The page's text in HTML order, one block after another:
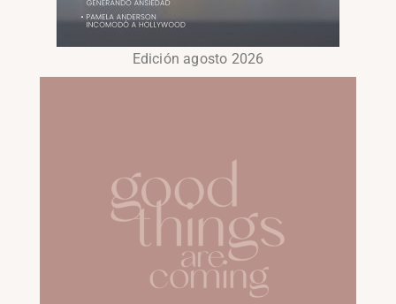
Edición agosto 2026